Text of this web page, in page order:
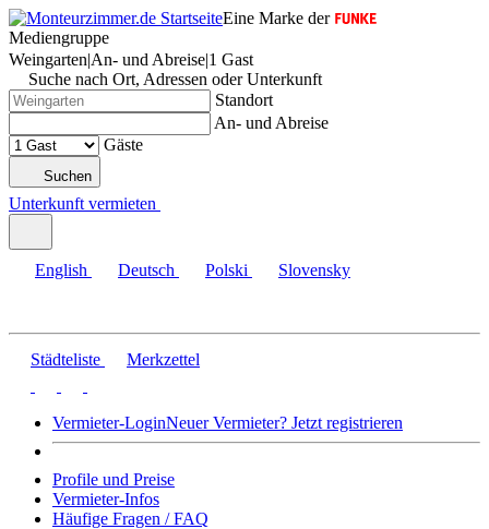
Eine Marke der
Mediengruppe
Weingarten|An- und Abreise|1 Gast
Suche nach Ort, Adressen oder Unterkunft
Standort
An- und Abreise
Gäste
Suchen
Unterkunft vermieten
English Deutsch Polski Slovensky
Städteliste Merkzettel
Vermieter-LoginNeuer Vermieter? Jetzt registrieren
Profile und Preise
Vermieter-Infos
Häufige Fragen / FAQ